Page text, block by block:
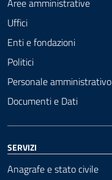
Uffici
Enti e fondazioni
Politici
Personale amministrativo
Documenti e Dati
SERVIZI
Anagrafe e stato civile